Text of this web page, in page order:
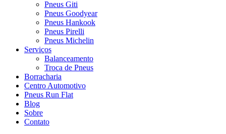
Pneus Giti
Pneus Goodyear
Pneus Hankook
Pneus Pirelli
Pneus Michelin
Serviços
Balanceamento
Troca de Pneus
Borracharia
Centro Automotivo
Pneus Run Flat
Blog
Sobre
Contato